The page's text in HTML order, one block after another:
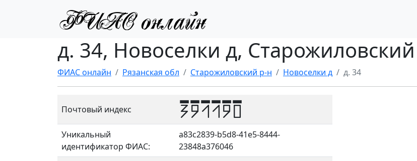
д. 34, Новоселки д,
ФИАС онлайн Рязанская обл Старожиловский р-н Новоселки д д. 34
Почтовый индекс 391190
Уникальный
идентификатор ФИАС:
a83c2839-b5d8-41e5-8444-
23848a376046